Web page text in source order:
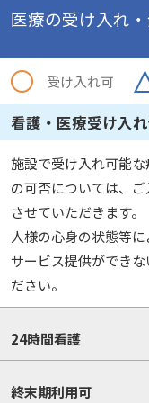
医療の受け入れ
受け入れ可
看護・医療受け入
施設で受け入れ可能
の可否については、
させていただきます
人様の心身の状態等
サービス提供ができ
ださい。
24時間看護
終末期利用可